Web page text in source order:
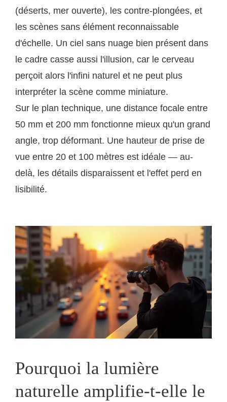
(déserts, mer ouverte), les contre-plongées, et
les scènes sans élément reconnaissable
d'échelle. Un ciel sans nuage bien présent dans
le cadre casse aussi l'illusion, car le cerveau
perçoit alors l'infini naturel et ne peut plus
interpréter la scène comme miniature.
Sur le plan technique, une distance focale entre
50 mm et 200 mm fonctionne mieux qu'un grand
angle, trop déformant. Une hauteur de prise de
vue entre 20 et 100 mètres est idéale — au-
delà, les détails disparaissent et l'effet perd en
lisibilité.
Pourquoi la lumière
naturelle amplifie-t-elle le